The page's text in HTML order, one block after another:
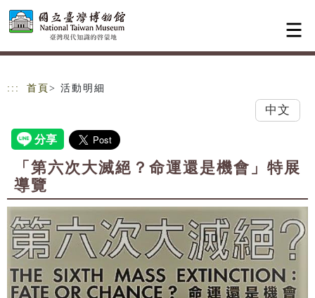
跳到主要內容
網站導覽
::: 首頁 > 活動明細
中文
「第六次大滅絕？命運還是機會」特展
導覽